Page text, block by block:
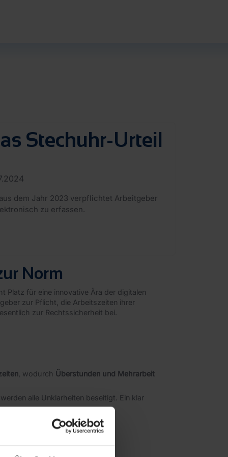
Stechuhr-Urteil
dem Jahr 2023 verpflichtet Arbeitgeber
zu erfassen.
Norm
Platz für eine innovative Ära der digitalen
zur Pflicht, die Arbeitszeiten ihrer
zur Rechtssicherheit bei.
, wodurch Überstunden und Mehrarbeit
alle Unklarheiten beseitigt. Ein klar